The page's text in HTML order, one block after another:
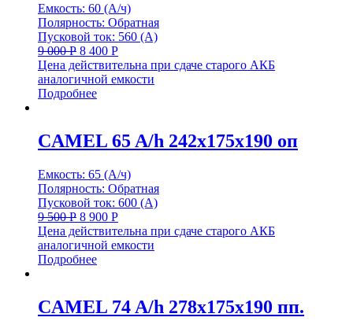
Емкость: 60 (А/ч)
Полярность: Обратная
Пусковой ток: 560 (А)
9 000Р 8 400 Р
Цена действительна при сдаче старого АКБ
аналогичной емкости
Подробнее
CAMEL 65 A/h 242x175x190 оп
Емкость: 65 (А/ч)
Полярность: Обратная
Пусковой ток: 600 (А)
9 500Р 8 900 Р
Цена действительна при сдаче старого АКБ
аналогичной емкости
Подробнее
CAMEL 74 A/h 278x175x190 пп.